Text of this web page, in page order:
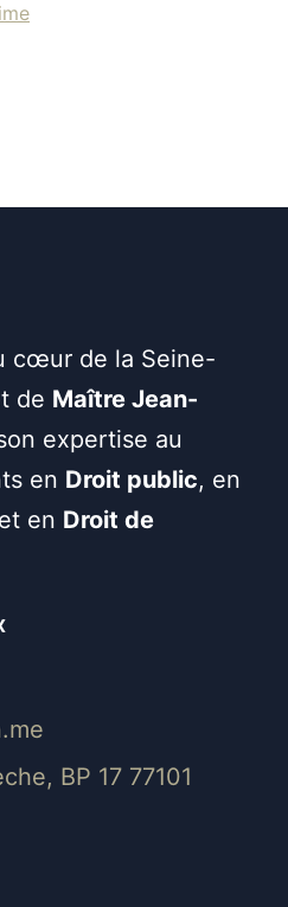
cœur de la Seine-
de Maître Jean-
expertise au
en Droit public, en
et en Droit de
BP 17 77101